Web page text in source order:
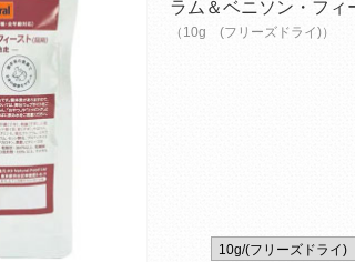
ラム＆ベニソン・フィ
（10g (フリーズドライ)）